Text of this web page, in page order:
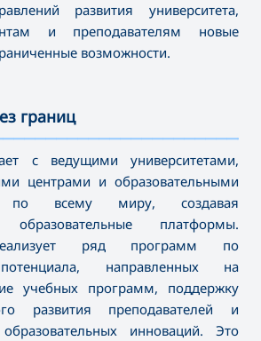
развития университета,
и преподавателям новые
возможности.
границ
с ведущими университетами,
центрами и образовательными
по всему миру, создавая
образовательные платформы.
ряд программ по
направленных на
учебных программ, поддержку
развития преподавателей и
инноваций. Это